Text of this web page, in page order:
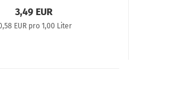
3,49 EUR
EUR pro 1,00 Liter